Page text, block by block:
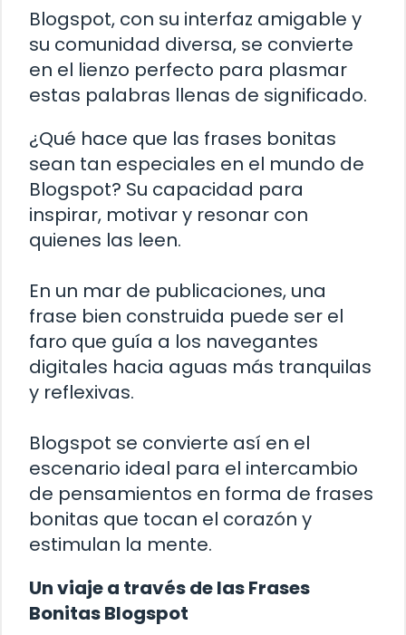
Blogspot, con su interfaz amigable y
su comunidad diversa, se convierte
en el lienzo perfecto para plasmar
estas palabras llenas de significado.
¿Qué hace que las frases bonitas
sean tan especiales en el mundo de
Blogspot? Su capacidad para
inspirar, motivar y resonar con
quienes las leen.
En un mar de publicaciones, una
frase bien construida puede ser el
faro que guía a los navegantes
digitales hacia aguas más tranquilas
y reflexivas.
Blogspot se convierte así en el
escenario ideal para el intercambio
de pensamientos en forma de frases
bonitas que tocan el corazón y
estimulan la mente.
Un viaje a través de las Frases
Bonitas Blogspot